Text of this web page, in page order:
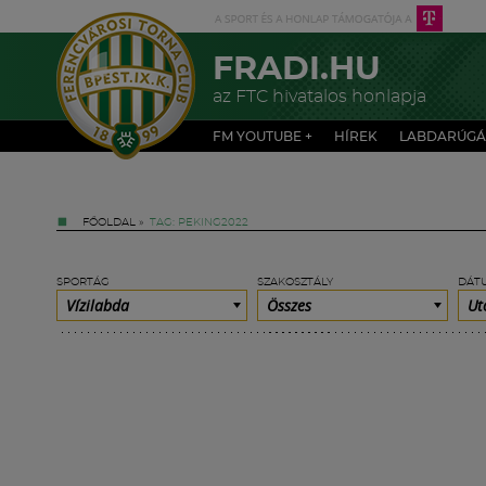
FRADI.HU
az FTC hivatalos honlapja
FM YOUTUBE + HÍREK
FŐOLDAL » TAG: PEKING2022
SPORTÁG
Vízilabda
SZAKOSZTÁLY
Összes